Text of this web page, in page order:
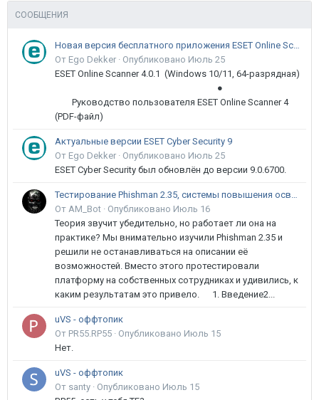
СООБЩЕНИЯ
Новая версия бесплатного приложения ESET Online Scanner доступна пользователям
От Ego Dekker · Опубликовано Июль 25
ESET Online Scanner 4.0.1 (Windows 10/11, 64-разрядная)
●
Руководство пользователя ESET Online Scanner 4
(PDF-файл)
Актуальные версии ESET Cyber Security 9
От Ego Dekker · Опубликовано Июль 25
ESET Cyber Security был обновлён до версии 9.0.6700.
Тестирование Phishman 2.35, системы повышения осведомлённости пользователей в сфере ИБ
От AM_Bot · Опубликовано Июль 16
Теория звучит убедительно, но работает ли она на
практике? Мы внимательно изучили Phishman 2.35 и
решили не останавливаться на описании её
возможностей. Вместо этого протестировали
платформу на собственных сотрудниках и удивились, к
каким результатам это привело. 1. Введение2...
uVS - оффтопик
От PR55.RP55 · Опубликовано Июль 15
Нет.
uVS - оффтопик
От santy · Опубликовано Июль 15